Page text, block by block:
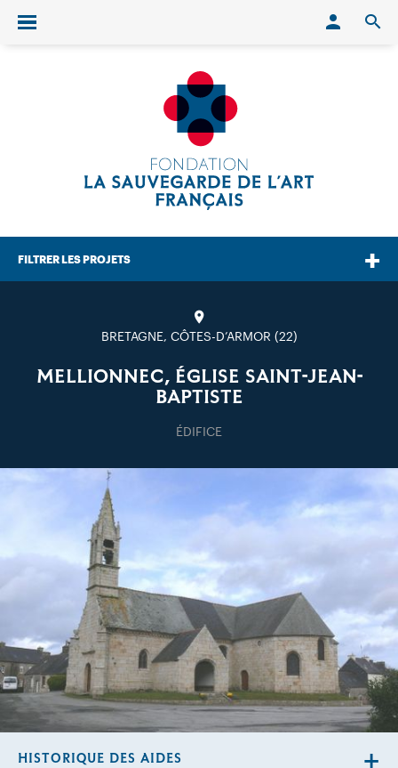
Ouvrir/fermer le menu
FILTRER LES PROJETS
BRETAGNE, CÔTES-D’ARMOR (22)
MELLIONNEC, ÉGLISE SAINT-JEAN-
BAPTISTE
ÉDIFICE
HISTORIQUE DES AIDES